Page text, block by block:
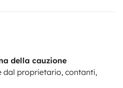
della cauzione
proprietario, contanti,